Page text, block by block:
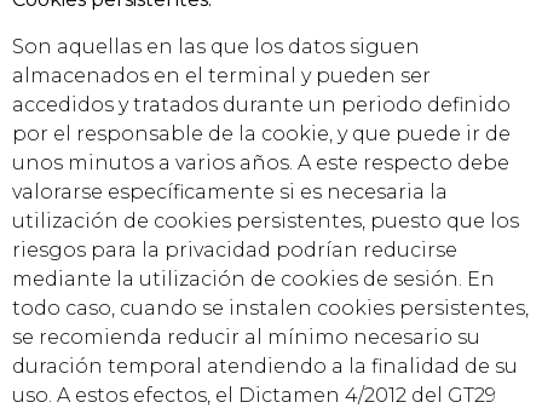
Son aquellas en las que los datos siguen
almacenados en el terminal y pueden ser
accedidos y tratados durante un periodo definido
por el responsable de la cookie, y que puede ir de
unos minutos a varios años. A este respecto debe
valorarse específicamente si es necesaria la
utilización de cookies persistentes, puesto que los
riesgos para la privacidad podrían reducirse
mediante la utilización de cookies de sesión. En
todo caso, cuando se instalen cookies persistentes,
se recomienda reducir al mínimo necesario su
duración temporal atendiendo a la finalidad de su
uso. A estos efectos, el Dictamen 4/2012 del GT29